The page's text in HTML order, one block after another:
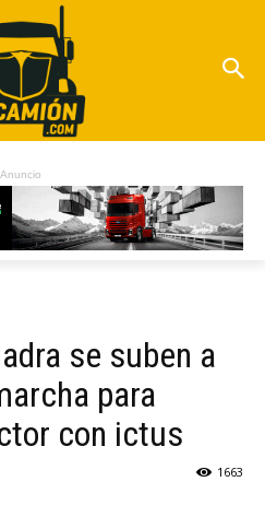
Anuncio
se suben a
para
con ictus
1663